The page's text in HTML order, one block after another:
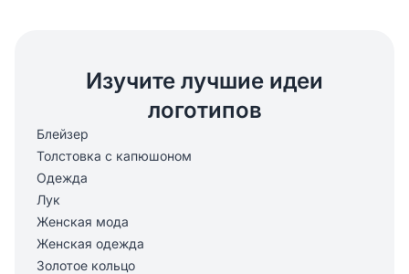
Изучите лучшие идеи
логотипов
Блейзер
Толстовка с капюшоном
Одежда
Лук
Женская мода
Женская одежда
Золотое кольцо